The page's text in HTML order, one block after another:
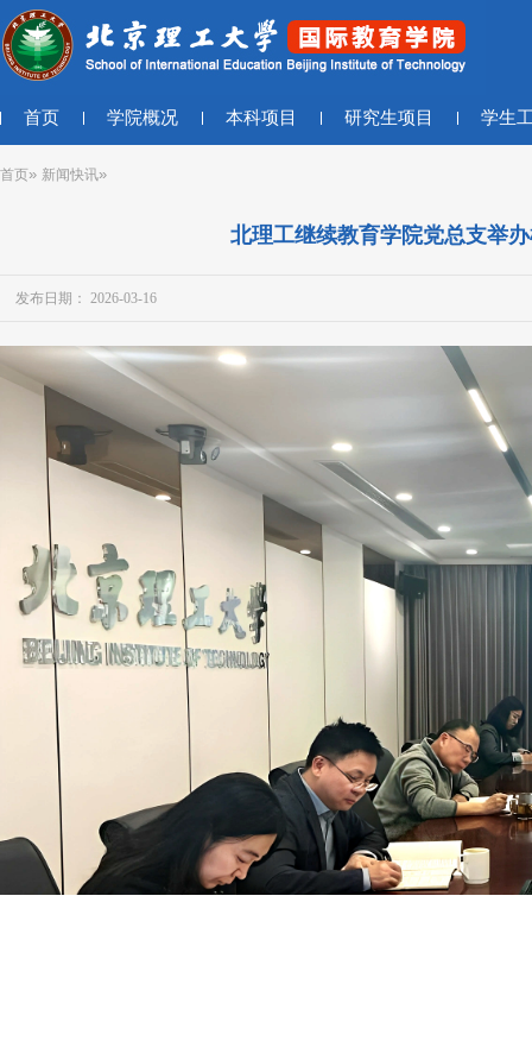
首页 学院概况 本科项目 研究生项目 学生
首页» 新闻快讯»
北理工继续教育学院党总支举
发布日期： 2026-03-16